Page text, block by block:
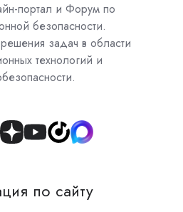
портал и Форум по
безопасности.
задач в области
технологий и
Join
Slack
по сайту